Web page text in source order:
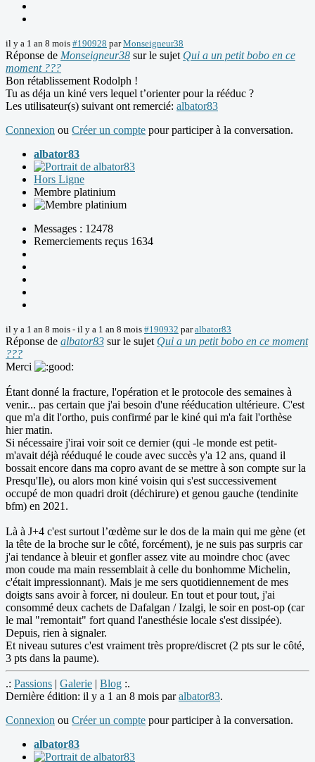
il y a 1 an 8 mois #190928 parMonseigneur38
Réponse de Monseigneur38 sur le sujet Qui a un petit bobo en ce
moment ???
Bon rétablissement Rodolph !
Tu as déja un kiné vers lequel t’orienter pour la rééduc ?
Les utilisateur(s) suivant ont remercié: albator83
Connexion ou Créer un compte pour participer à la conversation.
albator83
Hors Ligne
Membre platinium
Messages : 12478
Remerciements reçus 1634
il y a 1 an 8 mois - il y a 1 an 8 mois #190932 paralbator83
Réponse de albator83 sur le sujet Qui a un petit bobo en ce moment
???
Merci
Étant donné la fracture, l'opération et le protocole des semaines à
venir... pas certain que j'ai besoin d'une rééducation ultérieure. C'est
que m'a dit l'ortho, puis confirmé par le kiné qui m'a fait l'orthèse
hier matin.
Si nécessaire j'irai voir soit ce dernier (qui -le monde est petit-
m'avait déjà rééduqué le coude avec succès y'a 12 ans, quand il
bossait encore dans ma copro avant de se mettre à son compte sur la
Presqu'Ile), ou alors mon kiné voisin qui s'est successivement
occupé de mon quadri droit (déchirure) et genou gauche (tendinite
bfm) en 2021.
Là à J+4 c'est surtout l’œdème sur le dos de la main qui me gène (et
la tête de la broche sur le côté, forcément), je ne suis pas surpris car
j'ai tendance à bleuir et gonfler assez vite au moindre choc (avec
mon coude ma main ressemblait à celle du bonhomme Michelin,
c'était impressionnant). Mais je me sers quotidiennement de mes
doigts sans avoir à forcer, ni douleur. En tout et pour tout, j'ai
consommé deux cachets de Dafalgan / Izalgi, le soir en post-op (car
le mal "remontait" fort quand l'anesthésie locale s'est dissipée).
Depuis, rien à signaler.
Et niveau sutures c'est vraiment très propre/discret (2 pts sur le côté,
3 pts dans la paume).
.: Passions | Galerie | Blog :.
Dernière édition: il y a 1 an 8 mois paralbator83.
Connexion ou Créer un compte pour participer à la conversation.
albator83